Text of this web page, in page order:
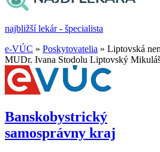
najbližší lekár - špecialista
e-VÚC » Poskytovatelia » Liptovská
MUDr. Ivana Stodolu Liptovský
Banskobystrický
samosprávny kraj